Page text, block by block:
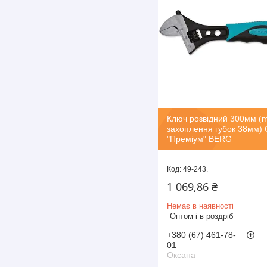
Ключ розвідний 300мм
захоплення губок 38мм)
"Преміум" BERG
49-243.
1 069,86 ₴
Немає в наявності
Оптом і в роздріб
+380 (67) 461-78-
01
Оксана